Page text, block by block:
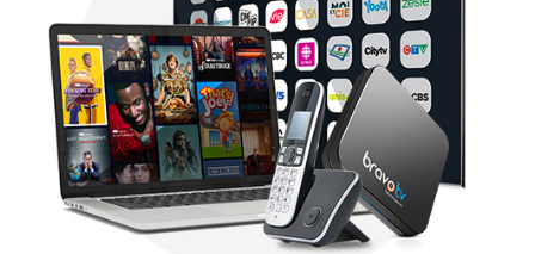
Internet – Tél – TV
L’heure est venue pour combler vos attentes. Trois
services en un, les forfaits trio comprennent vos
Bravo Telecom, internet, téléphone et télévision. À
le choix de personnaliser la vitesse illimitée dont
aurez besoin selon votre consommation, l’option